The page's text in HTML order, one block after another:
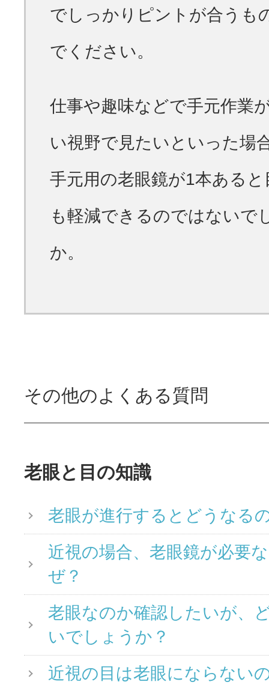
でしっかりピントが合うも
でください。
仕事や趣味などで手元作業
い視野で見たいといった場
手元用の老眼鏡が1本あると
も軽減できるのではないで
か。
その他のよくある質問
老眼と目の知識
老眼が進行するとどうなる
近視の場合、老眼鏡が必要
ぜ？
老眼なのか確認したいが、
いでしょうか？
近視の目は老眼にならない